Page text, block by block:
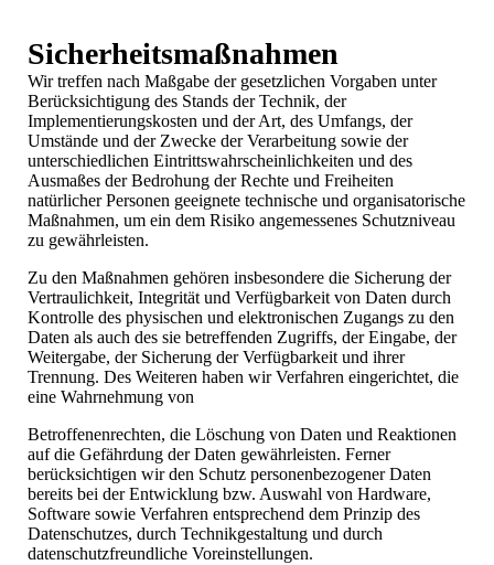
Sicherheitsmaßnahmen
Wir treffen nach Maßgabe der gesetzlichen Vorgaben unter
Berücksichtigung des Stands der Technik, der
Implementierungskosten und der Art, des Umfangs, der
Umstände und der Zwecke der Verarbeitung sowie der
unterschiedlichen Eintrittswahrscheinlichkeiten und des
Ausmaßes der Bedrohung der Rechte und Freiheiten
natürlicher Personen geeignete technische und organisatorische
Maßnahmen, um ein dem Risiko angemessenes Schutzniveau
zu gewährleisten.
Zu den Maßnahmen gehören insbesondere die Sicherung der
Vertraulichkeit, Integrität und Verfügbarkeit von Daten durch
Kontrolle des physischen und elektronischen Zugangs zu den
Daten als auch des sie betreffenden Zugriffs, der Eingabe, der
Weitergabe, der Sicherung der Verfügbarkeit und ihrer
Trennung. Des Weiteren haben wir Verfahren eingerichtet, die
eine Wahrnehmung von
Betroffenenrechten, die Löschung von Daten und Reaktionen
auf die Gefährdung der Daten gewährleisten. Ferner
berücksichtigen wir den Schutz personenbezogener Daten
bereits bei der Entwicklung bzw. Auswahl von Hardware,
Software sowie Verfahren entsprechend dem Prinzip des
Datenschutzes, durch Technikgestaltung und durch
datenschutzfreundliche Voreinstellungen.